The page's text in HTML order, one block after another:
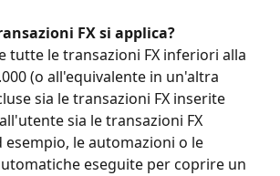
FX si applica?
tutte le transazioni FX inferiori alla
(o all'equivalente in un'altra
sia le transazioni FX inserite
sia le transazioni FX
le automazioni o le
eseguite per coprire un